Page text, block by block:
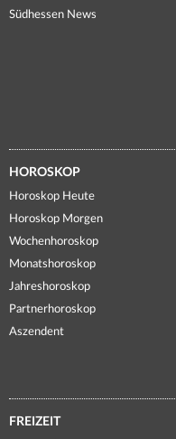
Südhessen News
HOROSKOP
Horoskop Heute
Horoskop Morgen
Wochenhoroskop
Monatshoroskop
Jahreshoroskop
Partnerhoroskop
Aszendent
FREIZEIT